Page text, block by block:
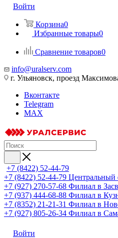
Войти
Корзина0
Избранные товары0
Сравнение товаров0
info@uralserv.com
г. Ульяновск, проезд
Вконтакте
Telegram
MAX
+7 (8422) 52-44-79
+7 (8422) 52-44-79 Центральный
+7 (927) 270-57-68 Филиал в
+7 (937) 444-68-88 Филиал в
+7 (8352) 21-21-31 Филиал в
+7 (927) 805-26-34 Филиал в
Войти